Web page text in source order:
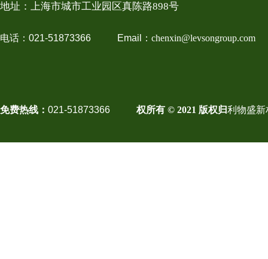
地址：上海市城市工业园区真陈路898号
电话：021-51873366 Email： chenxin@levsongroup.com
免费热线： 021-51873366 权所有 © 2021 版权归利物盛新